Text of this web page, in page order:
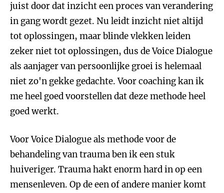
juist door dat inzicht een proces van verandering
in gang wordt gezet. Nu leidt inzicht niet altijd
tot oplossingen, maar blinde vlekken leiden
zeker niet tot oplossingen, dus de Voice Dialogue
als aanjager van persoonlijke groei is helemaal
niet zo'n gekke gedachte. Voor coaching kan ik
me heel goed voorstellen dat deze methode heel
goed werkt.
Voor Voice Dialogue als methode voor de
behandeling van trauma ben ik een stuk
huiveriger. Trauma hakt enorm hard in op een
mensenleven. Op de een of andere manier komt